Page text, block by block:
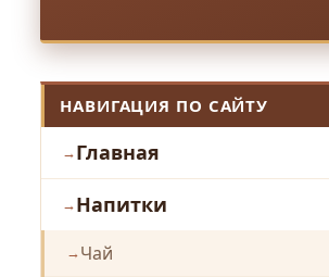
НАВИГАЦИЯ ПО САЙТУ
Главная
Напитки
Чай